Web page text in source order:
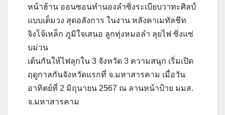
หน้าฮ้าน ออนซอนทำนองลำซิ่งระเบียบวาทะศิลป์
แบบเต็มวง สุดอลังการ ในงาน หลังคาเมทัลชีท
จิงโจ้เหล็ก ภูมิใจเสนอ ลูกทุ่งหมอลำ ลุยไฟ ซิ่งแซ่
บม่วน
เต้นกันให้ไฟลุกใน 3 จังหวัด 3 ความสนุก เริ่มเปิด
ฤดูกาลกันจังหวัดแรกที่ จ.มหาสารคาม เมื่อวัน
อาทิตย์ที่ 2 มิถุนายน 2567 ณ ลานหน้าป้าย มมส.
จ.มหาสารคาม